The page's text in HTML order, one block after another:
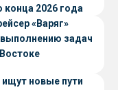
конца 2026 года
«Варяг»
выполнению задач
новые пути